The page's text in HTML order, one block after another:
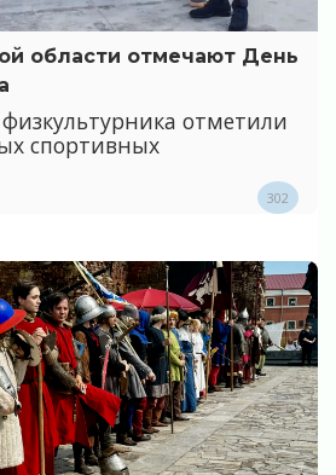
области отмечают День
отметили
спортивных
302